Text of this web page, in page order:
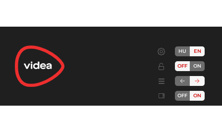
HU EN
OFF ON
OFF ON